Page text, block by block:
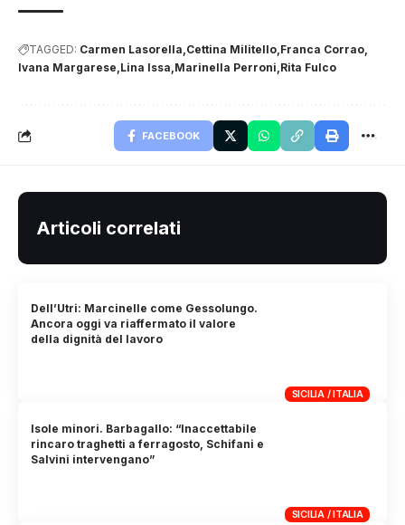
TAGGED: Carmen Lasorella Cettina Militello Franca Corrao
Ivana Margarese Lina Issa Marinella Perroni Rita Fulco
FACEBOOK
Articoli correlati
SICILIA / ITALIA
Dell’Utri: Marcinelle come Gessolungo.
Ancora oggi va riaffermato il valore
della dignità del lavoro
SICILIA / ITALIA
Isole minori. Barbagallo: “Inaccettabile
rincaro traghetti a ferragosto, Schifani e
Salvini intervengano”